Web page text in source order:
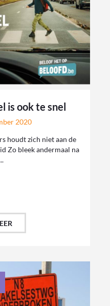
is ook te snel
2020
houdt zich niet aan de
Zo bleek andermaal na